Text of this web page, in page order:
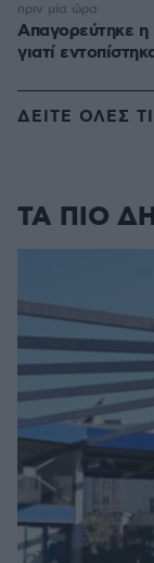
Απαγορεύτηκε
γιατί
πριν μία ώρα
ΔΕΙΤΕ ΟΛΕΣ
ΤΑ ΠΙΟ